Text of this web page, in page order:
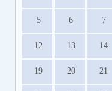
5 6 7
12 13 14
19 20 21